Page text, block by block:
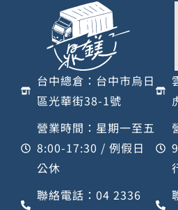
台中總倉：台中市烏日
區光華街38-1號
營業時間：星期一至五
8:00-17:30 / 例假日
公休
聯絡電話：04 2336